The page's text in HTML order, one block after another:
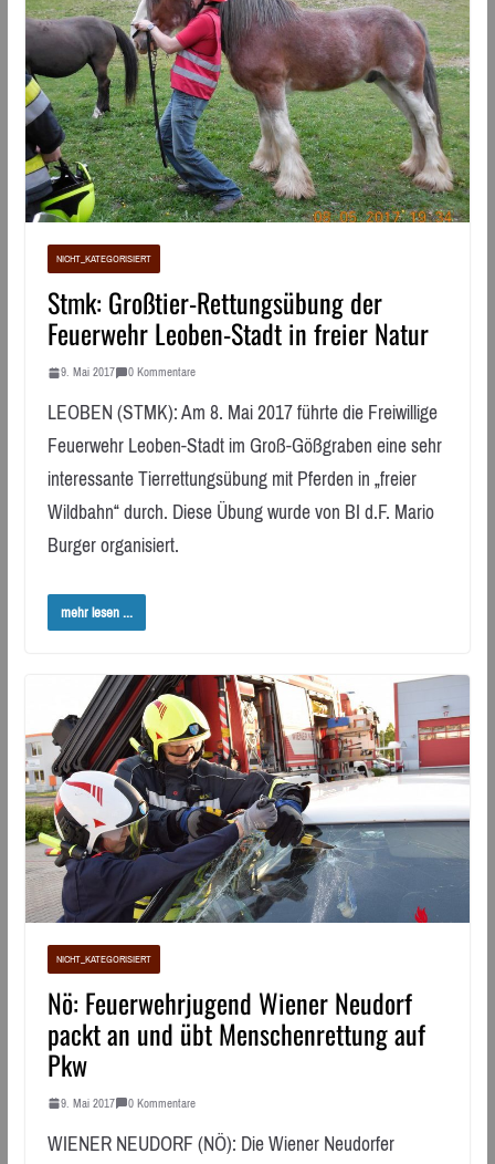
NICHT_KATEGORISIERT
Stmk: Großtier-Rettungsübung der
Feuerwehr Leoben-Stadt in freier Natur
9. Mai 2017 0 Kommentare
LEOBEN (STMK): Am 8. Mai 2017 führte die Freiwillige
Feuerwehr Leoben-Stadt im Groß-Gößgraben eine sehr
interessante Tierrettungsübung mit Pferden in „freier
Wildbahn“ durch. Diese Übung wurde von BI d.F. Mario
Burger organisiert.
mehr lesen ...
NICHT_KATEGORISIERT
Nö: Feuerwehrjugend Wiener Neudorf
packt an und übt Menschenrettung auf
Pkw
9. Mai 2017 0 Kommentare
WIENER NEUDORF (NÖ): Die Wiener Neudorfer